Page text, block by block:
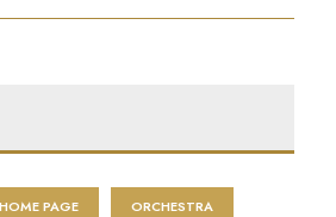
HOME PAGE ORCHESTRA